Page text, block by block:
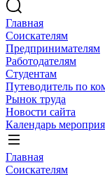
Главная
Соискателям
Предпринимателям
Работодателям
Студентам
Путеводитель по
Рынок труда
Новости сайта
Календарь
Главная
Соискателям